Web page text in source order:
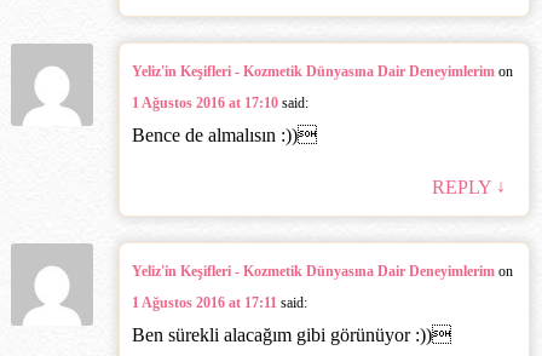
Yeliz'in Keşifleri - Kozmetik Dünyasına Dair Deneyimlerim on
1 Ağustos 2016 at 17:10 said:
Bence de almalısın :))‎
REPLY ↓
Yeliz'in Keşifleri - Kozmetik Dünyasına Dair Deneyimlerim on
1 Ağustos 2016 at 17:11 said:
Ben sürekli alacağım gibi görünüyor :))‎